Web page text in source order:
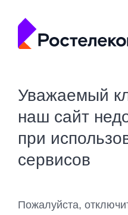
Уважаемый
наш сайт
при
сервисов
Пожалуйста,